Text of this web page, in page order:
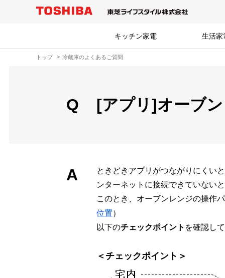
キッチン家電 生活家
トップ 冷蔵庫のよくあるご質問
Q [アプリ]オーブ
A
ときどきアプリがつながりにくい
ンターネットに接続できていない
このとき、オーブンレンジの操作
位置）
以下のチェックポイント を確認し
＜チェックポイント＞